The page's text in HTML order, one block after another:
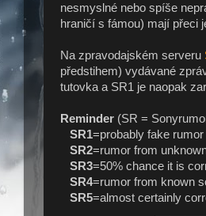
nesmyslné nebo spíše
hraničí s fámou) mají přeci
Na zpravodajském serveru
předstihem) vydávané
tutovka a SR1 je naopak
Reminder (SR =
SR1=probably fake rumor
SR2=rumor from
SR3=50% chance it is
SR4=rumor from known
SR5=almost certainly